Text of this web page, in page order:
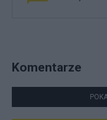
Komentarze